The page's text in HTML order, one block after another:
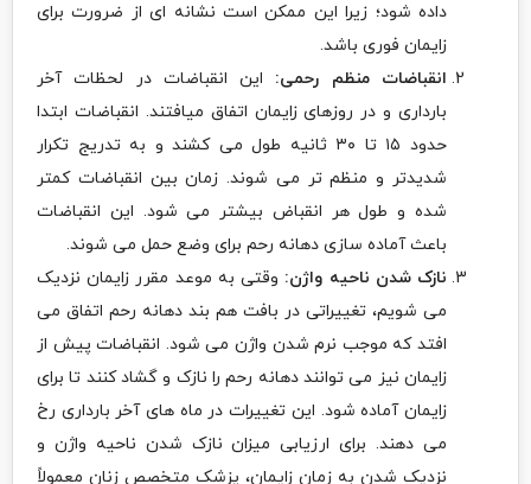
داده شود؛ زیرا این ممکن است نشانه ای از ضرورت برای
زایمان فوری باشد.
انقباضات منظم رحمی: این انقباضات در لحظات آخر
بارداری و در روزهای زایمان اتفاق میافتند. انقباضات ابتدا
حدود ۱۵ تا ۳۰ ثانیه طول می کشند و به تدریج تکرار
شدید‌تر و منظم تر می شوند. زمان بین انقباضات کمتر
شده و طول هر انقباض بیشتر می شود. این انقباضات
باعث آماده سازی دهانه رحم برای وضع حمل می شوند.
نازک شدن ناحیه واژن: وقتی به موعد مقرر زایمان نزدیک
می شویم، تغییراتی در بافت هم بند دهانه رحم اتفاق می
افتد که موجب نرم شدن واژن می شود. انقباضات پیش از
زایمان نیز می توانند دهانه رحم را نازک و گشاد کنند تا برای
زایمان آماده شود. این تغییرات در ماه های آخر بارداری رخ
می دهند. برای ارزیابی میزان نازک شدن ناحیه واژن و
نزدیک شدن به زمان زایمان، پزشک متخصص زنان معمولاً